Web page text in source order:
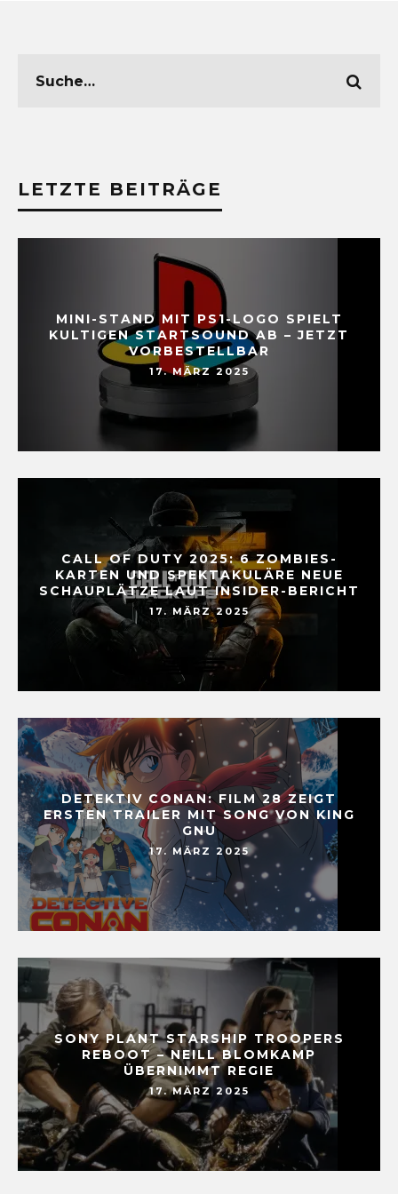
LETZTE BEITRÄGE
MINI-STAND MIT PS1-LOGO SPIELT
KULTIGEN STARTSOUND AB – JETZT
VORBESTELLBAR
17. MÄRZ 2025
CALL OF DUTY 2025: 6 ZOMBIES-
KARTEN UND SPEKTAKULÄRE NEUE
SCHAUPLÄTZE LAUT INSIDER-BERICHT
17. MÄRZ 2025
DETEKTIV CONAN: FILM 28 ZEIGT
ERSTEN TRAILER MIT SONG VON KING
GNU
17. MÄRZ 2025
SONY PLANT STARSHIP TROOPERS
REBOOT – NEILL BLOMKAMP
ÜBERNIMMT REGIE
17. MÄRZ 2025